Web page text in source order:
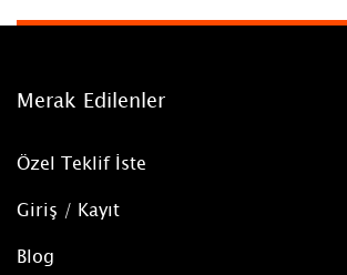
Merak Edilenler
Özel Teklif İste
Giriş / Kayıt
Blog